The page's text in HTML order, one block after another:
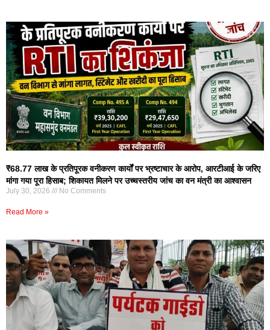
₹68.77 लाख के प्रतिपूरक वनीकरण कार्यों पर भ्रष्टाचार के आरोप, आरटीआई के जरिए
मांगा गया पूरा हिसाब; शिकायत मिलने पर उच्चस्तरीय जांच का वन मंत्री का आश्वासन
July 30, 2026 No Comments
Read More »